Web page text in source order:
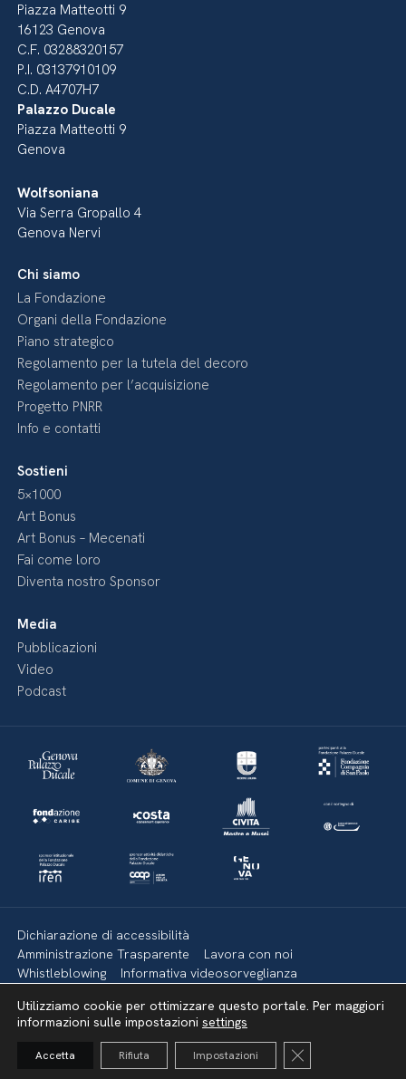
Piazza Matteotti 9
16123 Genova
C.F. 03288320157
P.I. 03137910109
C.D. A4707H7
Palazzo Ducale
Piazza Matteotti 9
Genova
Wolfsoniana
Via Serra Gropallo 4
Genova Nervi
Chi siamo
La Fondazione
Organi della Fondazione
Piano strategico
Regolamento per la tutela del decoro
Regolamento per l’acquisizione
Progetto PNRR
Info e contatti
Sostieni
5×1000
Art Bonus
Art Bonus – Mecenati
Fai come loro
Diventa nostro Sponsor
Media
Pubblicazioni
Video
Podcast
Dichiarazione di accessibilità
Amministrazione Trasparente
Lavora con noi
Whistleblowing
Informativa videosorveglianza
Mappa del sito
Torna su
Utilizziamo cookie per ottimizzare questo portale. Per maggiori
informazioni sulle impostazioni settings
Accetta Rifiuta Impostazioni Close GDPR